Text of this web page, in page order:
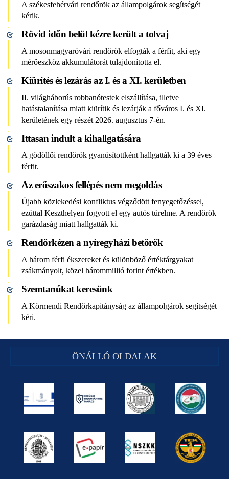
A székesfehérvári rendőrök az állampolgárok segítségét
kérik.
Rövid időn belül kézre került a tolvaj
A mosonmagyaróvári rendőrök elfogták a férfit, aki egy
mérőeszköz akkumulátorát tulajdonította el.
Kiürítés és lezárás az I. és a XI. kerületben
II. világháborús robbanótestek elszállítása, illetve
hatástalanítása miatt kiürítik és lezárják a főváros I. és XI.
kerületének egy részét 2026. augusztus 7-én.
Ittasan indult a kihallgatására
A gödöllői rendőrök gyanúsítottként hallgatták ki a 39 éves
férfit.
Az erőszakos fellépés nem megoldás
Újabb közlekedési konfliktus végződött fenyegetőzéssel,
ezúttal Keszthelyen fogyott el egy autós türelme. A rendőrök
garázdaság miatt hallgatták ki.
Rendőrkézen a nyíregyházi betörők
A három férfi ékszereket és különböző értéktárgyakat
zsákmányolt, közel hárommillió forint értékben.
Szemtanúkat keresünk
A Körmendi Rendőrkapitányság az állampolgárok segítségét
kéri.
ÖNÁLLÓ OLDALAK